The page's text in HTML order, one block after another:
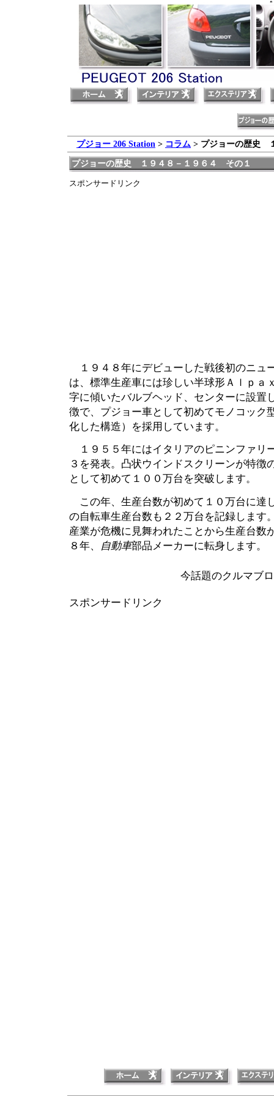
プ
プジョー 206 Station > コラム > プジョーの歴史
プジョーの歴史 １９４８－１９６４ その１
スポンサードリンク
１９４８年にデビューした戦後初のニュ
は、標準生産車には珍しい半球形Ａｌｐａ
字に傾いたバルブヘッド、センターに設置
徴で、プジョー車として初めてモノコック
化した構造）を採用しています。
１９５５年にはイタリアのピニンファリ
３を発表。凸状ウインドスクリーンが特徴
として初めて１００万台を突破します。
この年、生産台数が初めて１０万台に達
の自転車生産台数も２２万台を記録します
産業が危機に見舞われたことから生産台数
８年、
自動車部品メーカーに転身します。
今話題のクルマブ
スポンサードリンク